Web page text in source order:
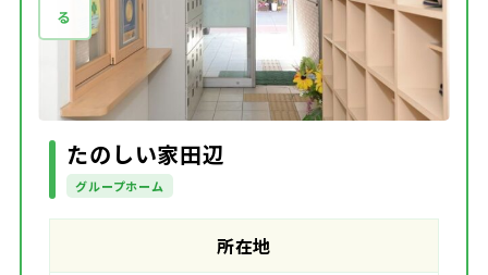
たのしい家田辺
グループホーム
所在地